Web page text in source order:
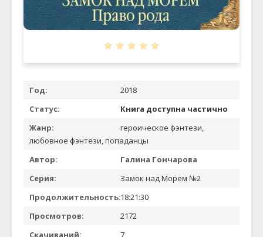
Год:
2018
Статус:
Книга доступна частично
Жанр:
героическое фэнтези,
любовное фэнтези, попаданцы
Автор:
Галина Гончарова
Серия:
Замок над Морем №2
Продолжительность:18:21:30
Просмотров:
2172
Скачиваний:
7